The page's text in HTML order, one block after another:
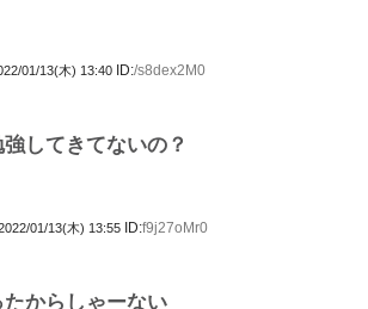
01/13(木) 13:40 ID:/s8dex2M0
してきてないの？
01/13(木) 13:55 ID:f9j27oMr0
からしゃーない